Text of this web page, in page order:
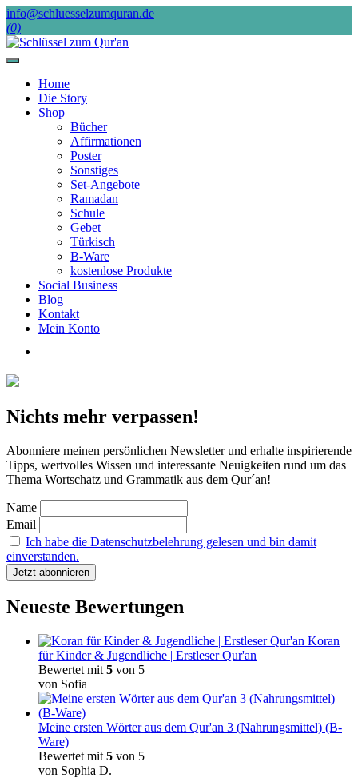
Skip
to
content
info@schluesselzumquran.de
(0)
Home
Die Story
Shop
Bücher
Affirmationen
Poster
Sonstiges
Set-Angebote
Ramadan
Schule
Gebet
Türkisch
B-Ware
kostenlose Produkte
Social Business
Blog
Kontakt
Mein Konto
Nichts mehr verpassen!
Abonniere meinen persönlichen Newsletter und erhalte inspirierende
Tipps, wertvolles Wissen und interessante Neuigkeiten rund um das
Thema Wortschatz und Grammatik aus dem Qur´an!
Name
Email
Ich habe die Datenschutzbelehrung gelesen und bin damit
einverstanden.
Neueste Bewertungen
Koran
für Kinder & Jugendliche | Erstleser Qur'an
Bewertet mit 5 von 5
von Sofia
Meine ersten Wörter aus dem Qur'an 3 (Nahrungsmittel) (B-
Ware)
Bewertet mit 5 von 5
von Sophia D.